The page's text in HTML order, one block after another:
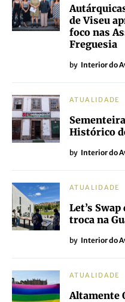
ÚLTIMAS
e reforça a
Cinema
by Interior do
de Viseu